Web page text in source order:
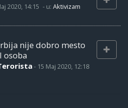
2020, 14:15 - u: Aktivizam
nije dobro mesto
osoba
- 15 Maj 2020, 12:18